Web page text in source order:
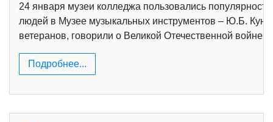
24 января музеи колледжа пользовались
людей в Музее музыкальных инструментов – Ю.Б.
ветеранов, говорили о Великой Отечественной
Подробнее...